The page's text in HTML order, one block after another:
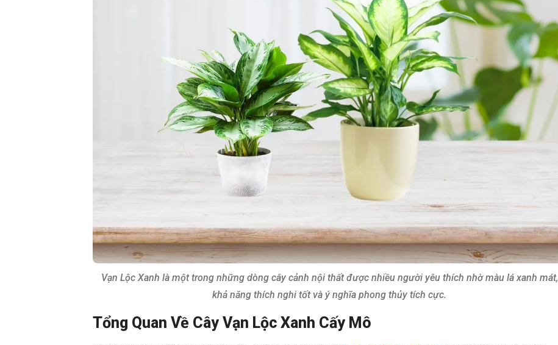
Vạn Lộc Xanh là một trong những dòng cây cảnh nội thất được nhiều người yêu thích nhờ màu lá xanh mát,
khả năng thích nghi tốt và ý nghĩa phong thủy tích cực.
Tổng Quan Về Cây Vạn Lộc Xanh Cấy Mô